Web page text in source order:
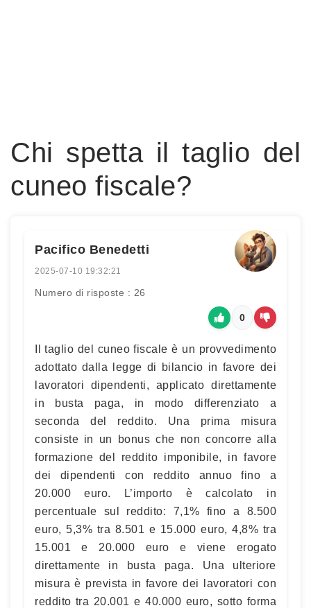
Chi spetta il taglio del
cuneo fiscale?
Pacifico Benedetti
2025-07-10 19:32:21
Numero di risposte : 26
0
Il taglio del cuneo fiscale è un provvedimento
adottato dalla legge di bilancio in favore dei
lavoratori dipendenti, applicato direttamente
in busta paga, in modo differenziato a
seconda del reddito. Una prima misura
consiste in un bonus che non concorre alla
formazione del reddito imponibile, in favore
dei dipendenti con reddito annuo fino a
20.000 euro. L’importo è calcolato in
percentuale sul reddito: 7,1% fino a 8.500
euro, 5,3% tra 8.501 e 15.000 euro, 4,8% tra
15.001 e 20.000 euro e viene erogato
direttamente in busta paga. Una ulteriore
misura è prevista in favore dei lavoratori con
reddito tra 20.001 e 40.000 euro, sotto forma